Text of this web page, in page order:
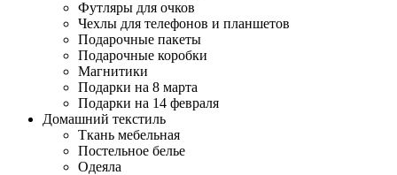
Футляры для очков
Чехлы для телефонов и планшетов
Подарочные пакеты
Подарочные коробки
Магнитики
Подарки на 8 марта
Подарки на 14 февраля
Домашний текстиль
Ткань мебельная
Постельное белье
Одеяла